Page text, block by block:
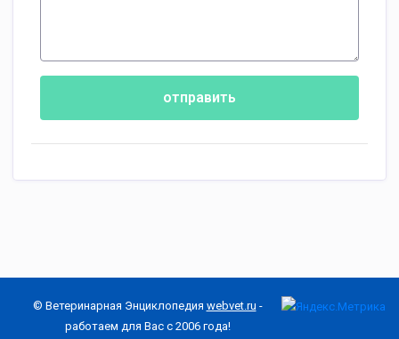
отправить
© Ветеринарная Энциклопедия webvet.ru -
работаем для Вас с 2006 года!